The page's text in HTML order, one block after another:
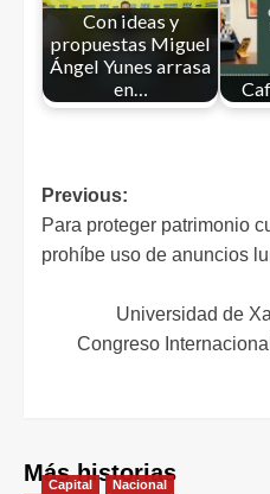
Con ideas y
propuestas Miguel
Ángel Yunes arrasa
en…
Previous:
Para proteger patrimonio
prohíbe uso de anuncios
Universidad de
Congreso
Más historias
Capital Nacional